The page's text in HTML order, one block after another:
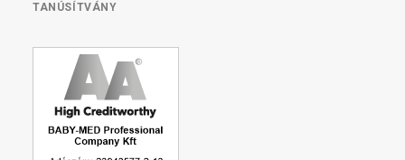
TANÚSÍTVÁNY